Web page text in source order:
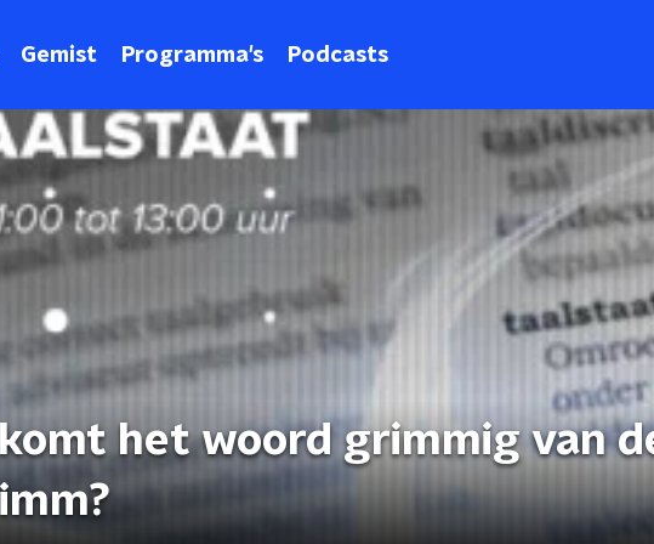
Gemist Programma's Podcasts
het woord grimmig van